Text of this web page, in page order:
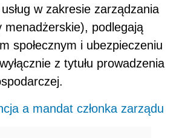
w zakresie zarządzania
menadżerskie), podlegają
społecznym i ubezpieczeniu
z tytułu prowadzenia
a mandat członka zarządu